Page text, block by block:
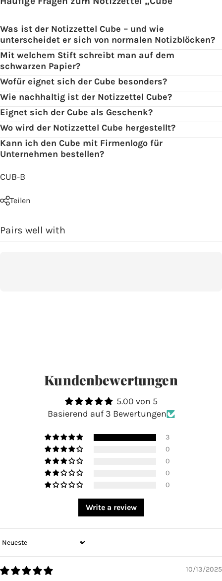
Was ist der Notizzettel Cube – und wie
unterscheidet er sich von normalen Notizblöcken?
Mit welchem Stift schreibt man auf dem
schwarzen Papier?
Wofür eignet sich der Cube besonders?
Wie nachhaltig ist der Notizzettel Cube?
Eignet sich der Cube als Geschenk?
Wo wird der Notizzettel Cube hergestellt?
Kann ich den Cube mit Firmenlogo für
Unternehmen bestellen?
CUB-B
Teilen
Pairs well with
Kundenbewertungen
5.00 von 5
Basierend auf 3 Bewertungen
3
0
0
0
0
Write a review
Sort by
10/13/2025